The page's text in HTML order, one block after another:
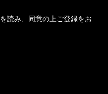
を読み、同意の上ご登録をお